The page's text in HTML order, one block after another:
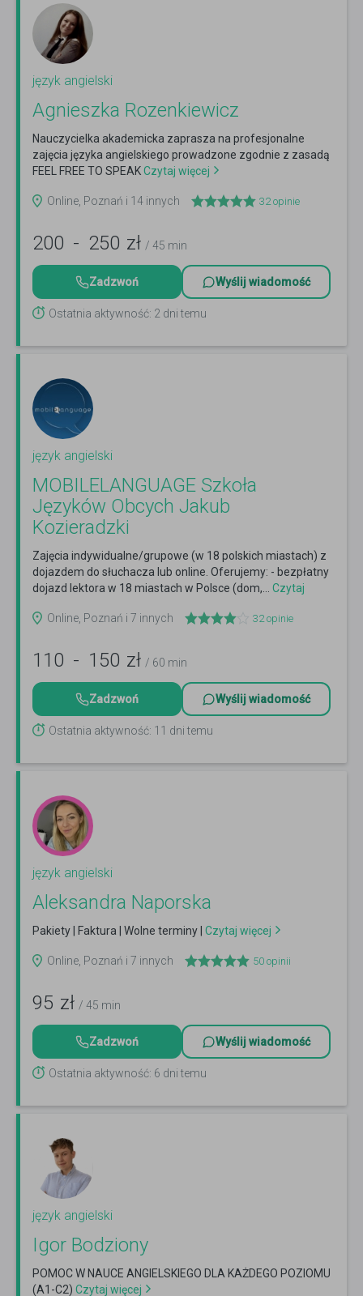
język angielski
Agnieszka Rozenkiewicz
Nauczycielka akademicka zaprasza na profesjonalne
zajęcia języka angielskiego prowadzone zgodnie z zasadą
FEEL FREE TO SPEAKCzytaj więcej
Online, Poznań i 14 innych 32opinie
200 - 250 zł / 45 min
Zadzwoń Wyślij wiadomość
Ostatnia aktywność: 2 dni temu
język angielski
MOBILELANGUAGE Szkoła
Języków Obcych Jakub
Kozieradzki
Zajęcia indywidualne/grupowe (w 18 polskich miastach) z
dojazdem do słuchacza lub online. Oferujemy: - bezpłatny
dojazd lektora w 18 miastach w Polsce (dom,... Czytaj
Online, Poznań i 7 innych
32opinie
110 - 150 zł / 60 min
Zadzwoń Wyślij wiadomość
Ostatnia aktywność: 11 dni temu
język angielski
Aleksandra Naporska
Pakiety | Faktura | Wolne terminy | Czytaj więcej
Online, Poznań i 7 innych 50 opinii
95 zł / 45 min
Zadzwoń Wyślij wiadomość
Ostatnia aktywność: 6 dni temu
język angielski
Igor Bodziony
POMOC W NAUCE ANGIELSKIEGO DLA KAŻDEGO POZIOMU
(A1-C2) Czytaj więcej